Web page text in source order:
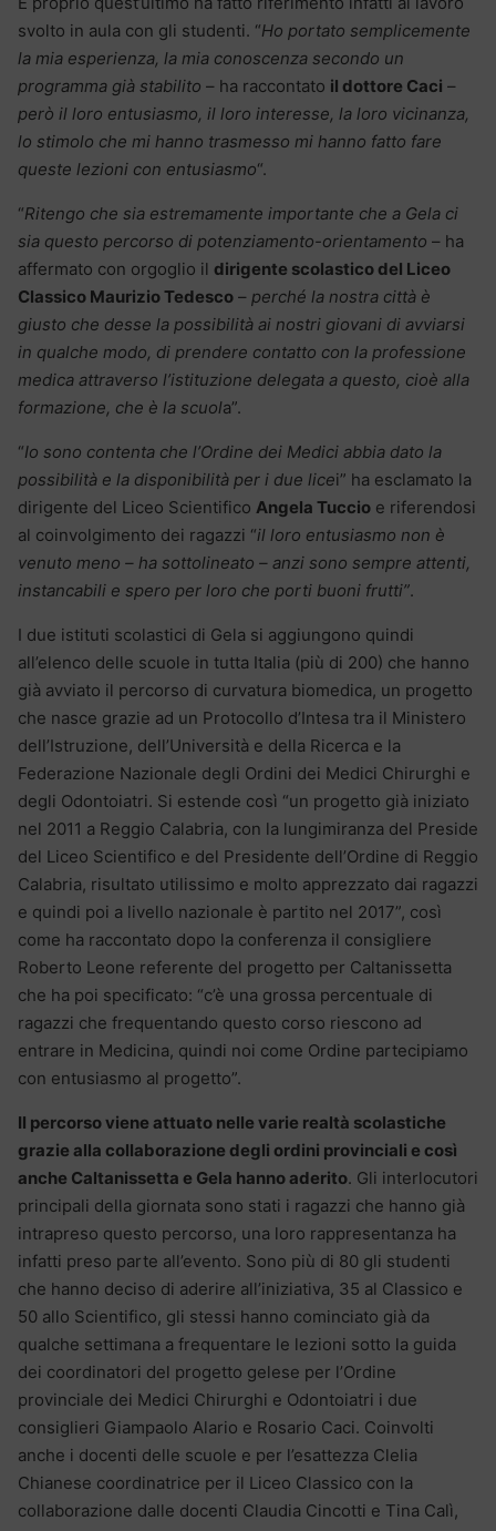
svolto in aula con gli studenti. “Ho portato semplicemente
la mia esperienza, la mia conoscenza secondo un
programma già stabilito – ha raccontato il dottore Caci –
però il loro entusiasmo, il loro interesse, la loro vicinanza,
lo stimolo che mi hanno trasmesso mi hanno fatto fare
queste lezioni con entusiasmo“.
“Ritengo che sia estremamente importante che a Gela ci
sia questo percorso di potenziamento-orientamento – ha
affermato con orgoglio il dirigente scolastico del Liceo
Classico Maurizio Tedesco – perché la nostra città è
giusto che desse la possibilità ai nostri giovani di avviarsi
in qualche modo, di prendere contatto con la professione
medica attraverso l’istituzione delegata a questo, cioè alla
formazione, che è la scuola”.
“Io sono contenta che l’Ordine dei Medici abbia dato la
possibilità e la disponibilità per i due licei” ha esclamato la
dirigente del Liceo Scientifico Angela Tuccio e riferendosi
al coinvolgimento dei ragazzi “il loro entusiasmo non è
venuto meno – ha sottolineato – anzi sono sempre attenti,
instancabili e spero per loro che porti buoni frutti”.
I due istituti scolastici di Gela si aggiungono quindi
all’elenco delle scuole in tutta Italia (più di 200) che hanno
già avviato il percorso di curvatura biomedica, un progetto
che nasce grazie ad un Protocollo d’Intesa tra il Ministero
dell’Istruzione, dell’Università e della Ricerca e la
Federazione Nazionale degli Ordini dei Medici Chirurghi e
degli Odontoiatri. Si estende così “un progetto già iniziato
nel 2011 a Reggio Calabria, con la lungimiranza del Preside
del Liceo Scientifico e del Presidente dell’Ordine di Reggio
Calabria, risultato utilissimo e molto apprezzato dai ragazzi
e quindi poi a livello nazionale è partito nel 2017”, così
come ha raccontato dopo la conferenza il consigliere
Roberto Leone referente del progetto per Caltanissetta
che ha poi specificato: “c’è una grossa percentuale di
ragazzi che frequentando questo corso riescono ad
entrare in Medicina, quindi noi come Ordine partecipiamo
con entusiasmo al progetto”.
Il percorso viene attuato nelle varie realtà scolastiche
grazie alla collaborazione degli ordini provinciali e così
anche Caltanissetta e Gela hanno aderito. Gli interlocutori
principali della giornata sono stati i ragazzi che hanno già
intrapreso questo percorso, una loro rappresentanza ha
infatti preso parte all’evento. Sono più di 80 gli studenti
che hanno deciso di aderire all’iniziativa, 35 al Classico e
50 allo Scientifico, gli stessi hanno cominciato già da
qualche settimana a frequentare le lezioni sotto la guida
dei coordinatori del progetto gelese per l’Ordine
provinciale dei Medici Chirurghi e Odontoiatri i due
consiglieri Giampaolo Alario e Rosario Caci. Coinvolti
anche i docenti delle scuole e per l’esattezza Clelia
Chianese coordinatrice per il Liceo Classico con la
collaborazione dalle docenti Claudia Cincotti e Tina Calì,